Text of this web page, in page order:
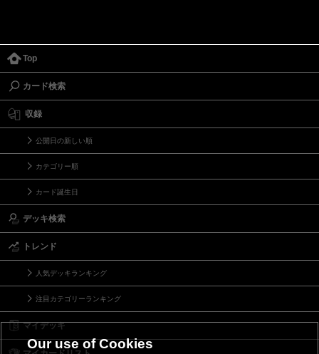
Top
カード検索
収録
公開日の新しい順
カテゴリー順
カード誕生日
デッキ検索
トレンド
人気デッキランキング
注目カテゴリーランキング
マイデッキ
Our use of Cookies